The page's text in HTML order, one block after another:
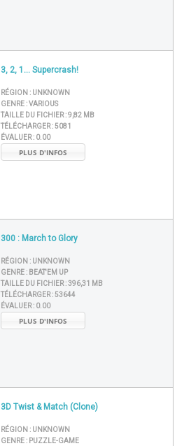
3, 2, 1... Supercrash!
RÉGION : UNKNOWN
GENRE :VARIOUS
TAILLE DU FICHIER :9,82 MB
TÉLÉCHARGER :5081
ÉVALUER : 0.00
PLUS D'INFOS
300 : March to Glory
RÉGION : UNKNOWN
GENRE : BEAT'EM UP
TAILLE DU FICHIER :396,31 MB
TÉLÉCHARGER :53644
ÉVALUER : 0.00
PLUS D'INFOS
3D Twist & Match (Clone)
RÉGION : UNKNOWN
GENRE : PUZZLE-GAME